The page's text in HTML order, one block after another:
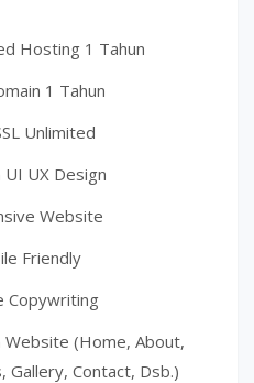
Hosting 1 Tahun
1 Tahun
Unlimited
UX Design
Website
Friendly
Copywriting
Website (Home, About,
Gallery, Contact, Dsb.)